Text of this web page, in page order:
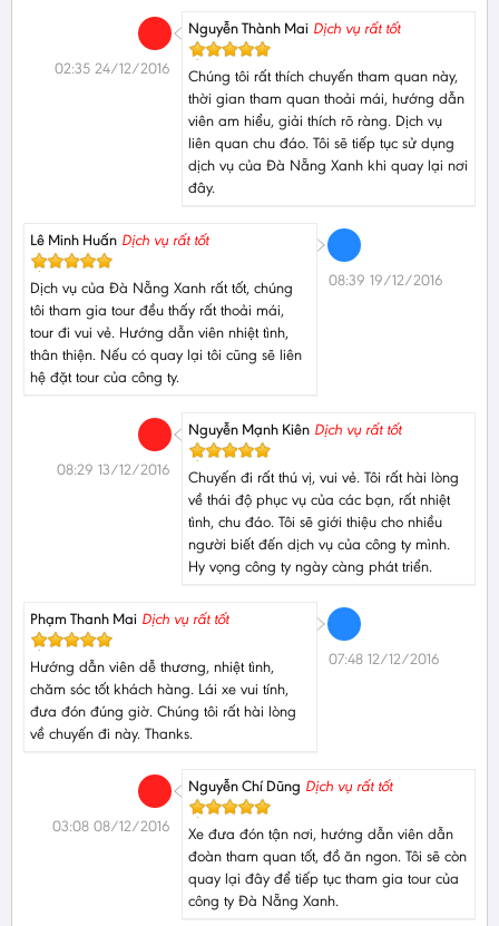
Nguyễn Thành Mai Dịch vụ rất tốt
Chúng tôi rất thích chuyến tham quan này,
thời gian tham quan thoải mái, hướng dẫn
viên am hiểu, giải thích rõ ràng. Dịch vụ
liên quan chu đáo. Tôi sẽ tiếp tục sử dụng
dịch vụ của Đà Nẵng Xanh khi quay lại nơi
đây.
02:35 24/12/2016
Lê Minh Huấn Dịch vụ rất tốt
Dịch vụ của Đà Nẵng Xanh rất tốt, chúng
tôi tham gia tour đều thấy rất thoải mái,
tour đi vui vẻ. Hướng dẫn viên nhiệt tình,
thân thiện. Nếu có quay lại tôi cũng sẽ liên
hệ đặt tour của công ty.
08:39 19/12/2016
Nguyễn Mạnh Kiên Dịch vụ rất tốt
Chuyến đi rất thú vị, vui vẻ. Tôi rất hài lòng
về thái độ phục vụ của các bạn, rất nhiệt
tình, chu đáo. Tôi sẽ giới thiệu cho nhiều
người biết đến dịch vụ của công ty mình.
Hy vọng công ty ngày càng phát triển.
08:29 13/12/2016
Phạm Thanh Mai Dịch vụ rất tốt
Hướng dẫn viên dễ thương, nhiệt tình,
chăm sóc tốt khách hàng. Lái xe vui tính,
đưa đón đúng giờ. Chúng tôi rất hài lòng
về chuyến đi này. Thanks.
07:48 12/12/2016
Nguyễn Chí Dũng Dịch vụ rất tốt
Xe đưa đón tận nơi, hướng dẫn viên dẫn
đoàn tham quan tốt, đồ ăn ngon. Tôi sẽ còn
quay lại đây để tiếp tục tham gia tour của
công ty Đà Nẵng Xanh.
03:08 08/12/2016